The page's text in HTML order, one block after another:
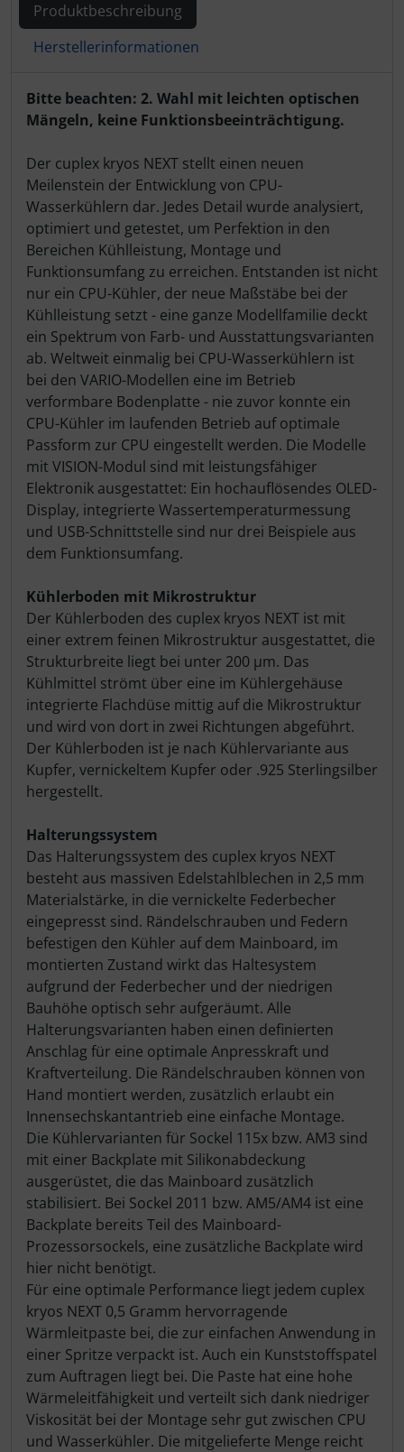
Produktbeschreibung
Herstellerinformationen
Produktbeschreibung
Bitte beachten: 2. Wahl mit leichten optischen
Mängeln, keine Funktionsbeeinträchtigung.
Der cuplex kryos NEXT stellt einen neuen
Meilenstein der Entwicklung von CPU-
Wasserkühlern dar. Jedes Detail wurde analysiert,
optimiert und getestet, um Perfektion in den
Bereichen Kühlleistung, Montage und
Funktionsumfang zu erreichen. Entstanden ist nicht
nur ein CPU-Kühler, der neue Maßstäbe bei der
Kühlleistung setzt - eine ganze Modellfamilie deckt
ein Spektrum von Farb- und Ausstattungsvarianten
ab. Weltweit einmalig bei CPU-Wasserkühlern ist
bei den VARIO-Modellen eine im Betrieb
verformbare Bodenplatte - nie zuvor konnte ein
CPU-Kühler im laufenden Betrieb auf optimale
Passform zur CPU eingestellt werden. Die Modelle
mit VISION-Modul sind mit leistungsfähiger
Elektronik ausgestattet: Ein hochauflösendes OLED-
Display, integrierte Wassertemperaturmessung
und USB-Schnittstelle sind nur drei Beispiele aus
dem Funktionsumfang.
Kühlerboden mit Mikrostruktur
Der Kühlerboden des cuplex kryos NEXT ist mit
einer extrem feinen Mikrostruktur ausgestattet, die
Strukturbreite liegt bei unter 200 µm. Das
Kühlmittel strömt über eine im Kühlergehäuse
integrierte Flachdüse mittig auf die Mikrostruktur
und wird von dort in zwei Richtungen abgeführt.
Der Kühlerboden ist je nach Kühlervariante aus
Kupfer, vernickeltem Kupfer oder .925 Sterlingsilber
hergestellt.
Halterungssystem
Das Halterungssystem des cuplex kryos NEXT
besteht aus massiven Edelstahlblechen in 2,5 mm
Materialstärke, in die vernickelte Federbecher
eingepresst sind. Rändelschrauben und Federn
befestigen den Kühler auf dem Mainboard, im
montierten Zustand wirkt das Haltesystem
aufgrund der Federbecher und der niedrigen
Bauhöhe optisch sehr aufgeräumt. Alle
Halterungsvarianten haben einen definierten
Anschlag für eine optimale Anpresskraft und
Kraftverteilung. Die Rändelschrauben können von
Hand montiert werden, zusätzlich erlaubt ein
Innensechskantantrieb eine einfache Montage.
Die Kühlervarianten für Sockel 115x bzw. AM3 sind
mit einer Backplate mit Silikonabdeckung
ausgerüstet, die das Mainboard zusätzlich
stabilisiert. Bei Sockel 2011 bzw. AM5/AM4 ist eine
Backplate bereits Teil des Mainboard-
Prozessorsockels, eine zusätzliche Backplate wird
hier nicht benötigt.
Für eine optimale Performance liegt jedem cuplex
kryos NEXT 0,5 Gramm hervorragende
Wärmleitpaste bei, die zur einfachen Anwendung in
einer Spritze verpackt ist. Auch ein Kunststoffspatel
zum Auftragen liegt bei. Die Paste hat eine hohe
Wärmeleitfähigkeit und verteilt sich dank niedriger
Viskosität bei der Montage sehr gut zwischen CPU
und Wasserkühler. Die mitgelieferte Menge reicht